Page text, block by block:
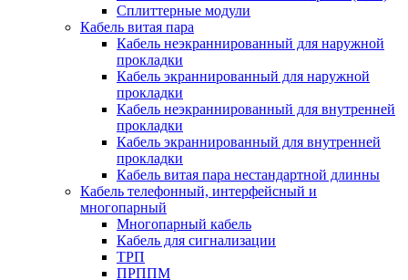
Сплиттерные модули
Кабель витая пара
Кабель неэкраннированный для наружной
прокладки
Кабель экраннированный для наружной
прокладки
Кабель неэкраннированный для внутренней
прокладки
Кабель экраннированный для внутренней
прокладки
Кабель витая пара нестандартной длинны
Кабель телефонный, интерфейсный и
многопарный
Многопарный кабель
Кабель для сигнализации
ТРП
ПРППМ